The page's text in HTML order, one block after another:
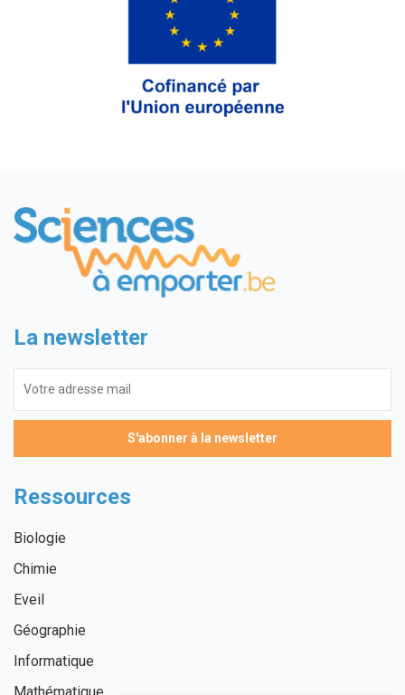
La newsletter
Ressources
Biologie
Chimie
Eveil
Géographie
Informatique